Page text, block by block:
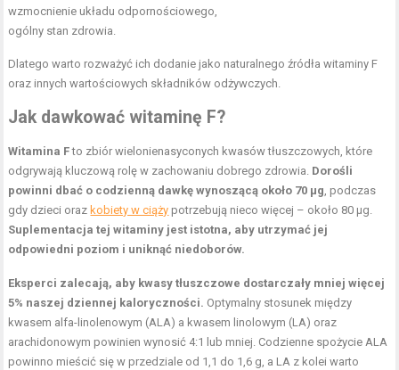
wzmocnienie układu odpornościowego,
ogólny stan zdrowia.
Dlatego warto rozważyć ich dodanie jako naturalnego źródła witaminy F
oraz innych wartościowych składników odżywczych.
Jak dawkować witaminę F?
Witamina Fto zbiór wielonienasyconych kwasów tłuszczowych, które
odgrywają kluczową rolę w zachowaniu dobrego zdrowia. Dorośli
powinni dbać o codzienną dawkę wynoszącą około 70 µg, podczas
gdy dzieci oraz kobiety w ciąży potrzebują nieco więcej – około 80 µg.
Suplementacja tej witaminy jest istotna, aby utrzymać jej
odpowiedni poziom i uniknąć niedoborów.
Eksperci zalecają, aby kwasy tłuszczowe dostarczały mniej więcej
5% naszej dziennej kaloryczności. Optymalny stosunek między
kwasem alfa-linolenowym (ALA) a kwasem linolowym (LA) oraz
arachidonowym powinien wynosić 4:1 lub mniej. Codzienne spożycie ALA
powinno mieścić się w przedziale od 1,1 do 1,6 g, a LA z kolei warto